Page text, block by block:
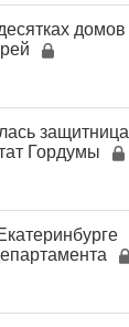
домов
защитница
Гордумы